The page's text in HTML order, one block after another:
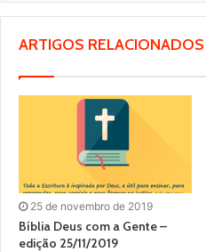
ARTIGOS RELACIONADOS
25 de novembro de 2019
Bíblia Deus com a Gente –
edição 25/11/2019